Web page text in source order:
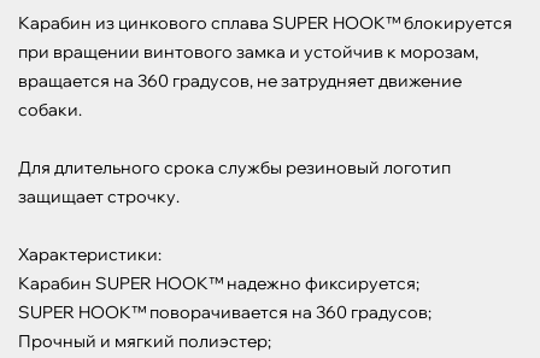
Карабин из цинкового сплава SUPER HOOK™ блокируется
при вращении винтового замка и устойчив к морозам,
вращается на 360 градусов, не затрудняет движение
собаки.
Для длительного срока службы резиновый логотип
защищает строчку.
Характеристики:
Карабин SUPER HOOK™ надежно фиксируется;
SUPER HOOK™ поворачивается на 360 градусов;
Прочный и мягкий полиэстер;